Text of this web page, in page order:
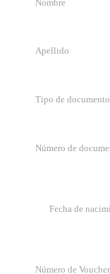
Tipo de documento